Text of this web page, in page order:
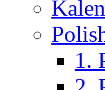
1.